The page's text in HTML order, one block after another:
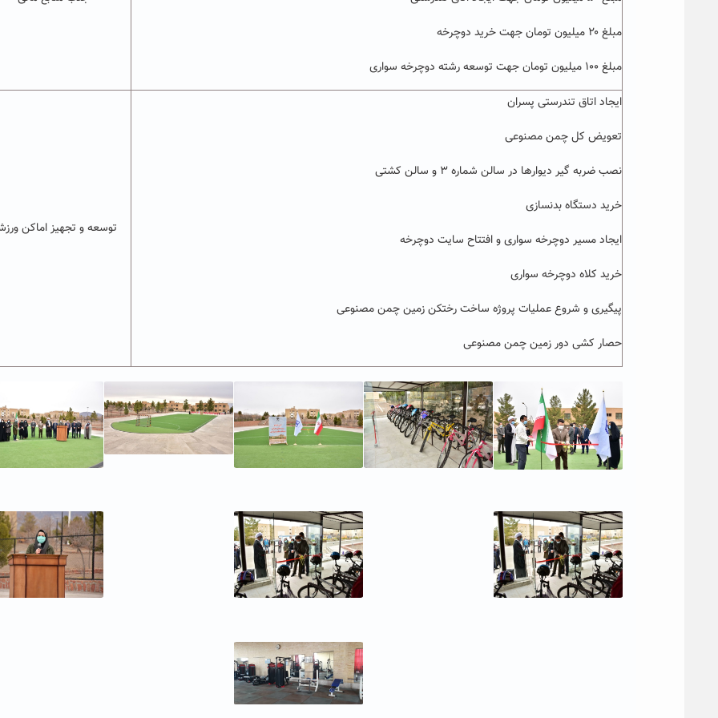
مبلغ ۲۰ میلیون تومان جهت خرید دوچرخه
مبلغ ۱۰۰ میلیون تومان جهت توسعه رشته دوچرخه سواری
ایجاد اتاق تندرستی پسران
تعویض کل چمن مصنوعی
نصب ضربه گیر دیوارها در سالن شماره ۳ و سالن کشتی
خرید دستگاه بدنسازی
ایجاد مسیر دوچرخه سواری و افتتاح سایت دوچرخه
خرید کلاه دوچرخه سواری
پیگیری و شروع عملیات پروژه ساخت رختکن زمین چمن مصنوعی
حصار کشی دور زمین چمن مصنوعی
توسعه و تجهیز اماکن